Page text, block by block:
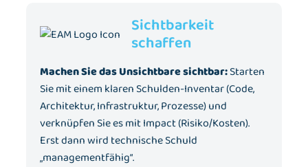
Sichtbarkeit
schaffen
Machen Sie das Unsichtbare sichtbar:Starten
Sie mit einem klaren Schulden-Inventar (Code,
Architektur, Infrastruktur, Prozesse) und
verknüpfen Sie es mit Impact (Risiko/Kosten).
Erst dann wird technische Schuld
„managementfähig“.